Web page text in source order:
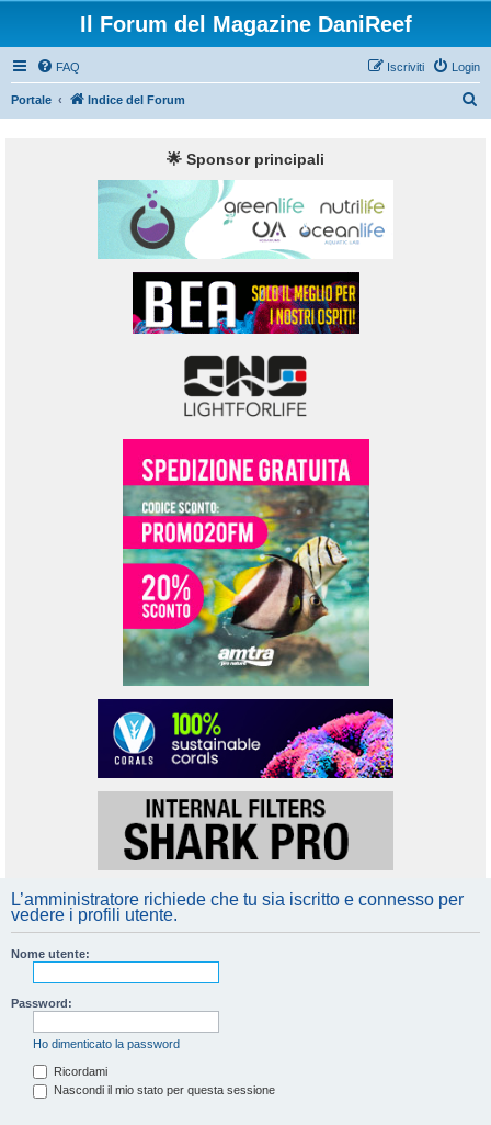
Il Forum del Magazine DaniReef
FAQ Login
Iscriviti
Portale Indice del Forum
🌟 Sponsor principali
L’amministratore richiede che tu sia iscritto e connesso per
vedere i profili utente.
Nome utente:
Password:
Ho dimenticato la password
Ricordami
Nascondi il mio stato per questa sessione